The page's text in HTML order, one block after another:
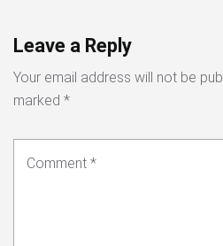
Leave a Reply
Your email address will not be
marked *
Comment *